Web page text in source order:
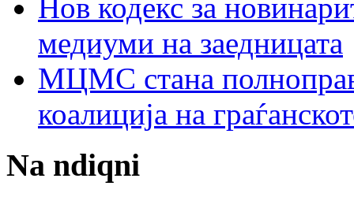
Нов кодекс за
медиуми на заедницата
МЦМС стана
коалиција на
Na ndiqni